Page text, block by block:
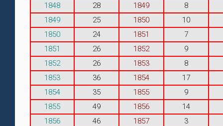
1848
28 1849
8
1849
25 1850
10
1850
24 1851
7
1851
26 1852
9
1852
26 1853
8
1853
36 1854
17
1854
35 1855
9
1855
49 1856
14
1856
46 1857
3